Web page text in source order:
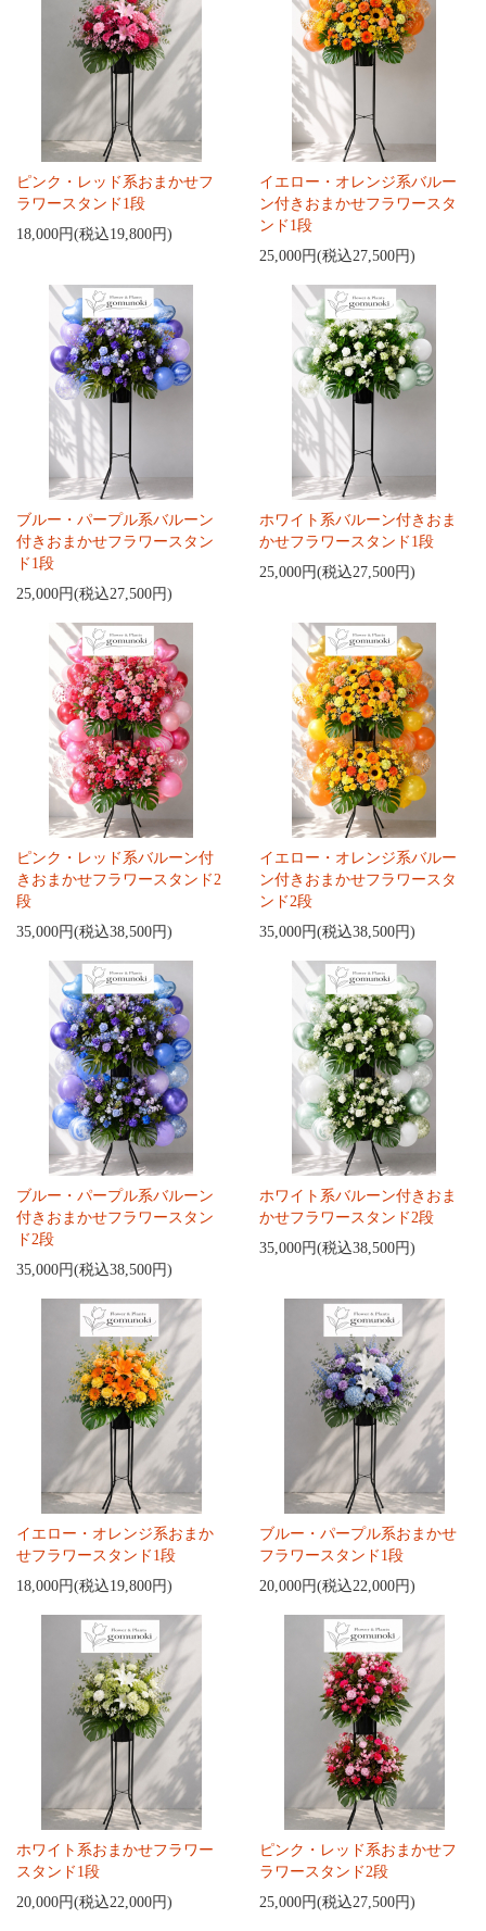
ピンク・レッド系おまかせフ
ラワースタンド1段
18,000円(税込19,800円)
イエロー・オレンジ系バルー
ン付きおまかせフラワースタ
ンド1段
25,000円(税込27,500円)
ブルー・パープル系バルーン
付きおまかせフラワースタン
ド1段
25,000円(税込27,500円)
ホワイト系バルーン付きおま
かせフラワースタンド1段
25,000円(税込27,500円)
ピンク・レッド系バルーン付
きおまかせフラワースタンド2
段
35,000円(税込38,500円)
イエロー・オレンジ系バルー
ン付きおまかせフラワースタ
ンド2段
35,000円(税込38,500円)
ブルー・パープル系バルーン
付きおまかせフラワースタン
ド2段
35,000円(税込38,500円)
ホワイト系バルーン付きおま
かせフラワースタンド2段
35,000円(税込38,500円)
イエロー・オレンジ系おまか
せフラワースタンド1段
18,000円(税込19,800円)
ブルー・パープル系おまかせ
フラワースタンド1段
20,000円(税込22,000円)
ホワイト系おまかせフラワー
スタンド1段
20,000円(税込22,000円)
ピンク・レッド系おまかせフ
ラワースタンド2段
25,000円(税込27,500円)